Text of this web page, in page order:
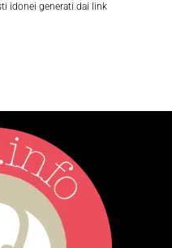
idonei generati dai link